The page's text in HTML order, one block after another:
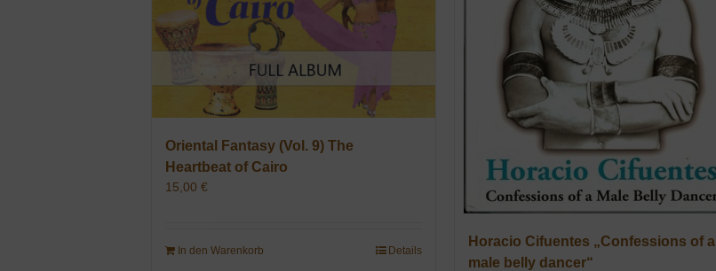
Oriental Fantasy (Vol. 9) The
Heartbeat of Cairo
15,00 €
In den Warenkorb Details
Horacio Cifuentes „Confessions of a
male belly dancer“